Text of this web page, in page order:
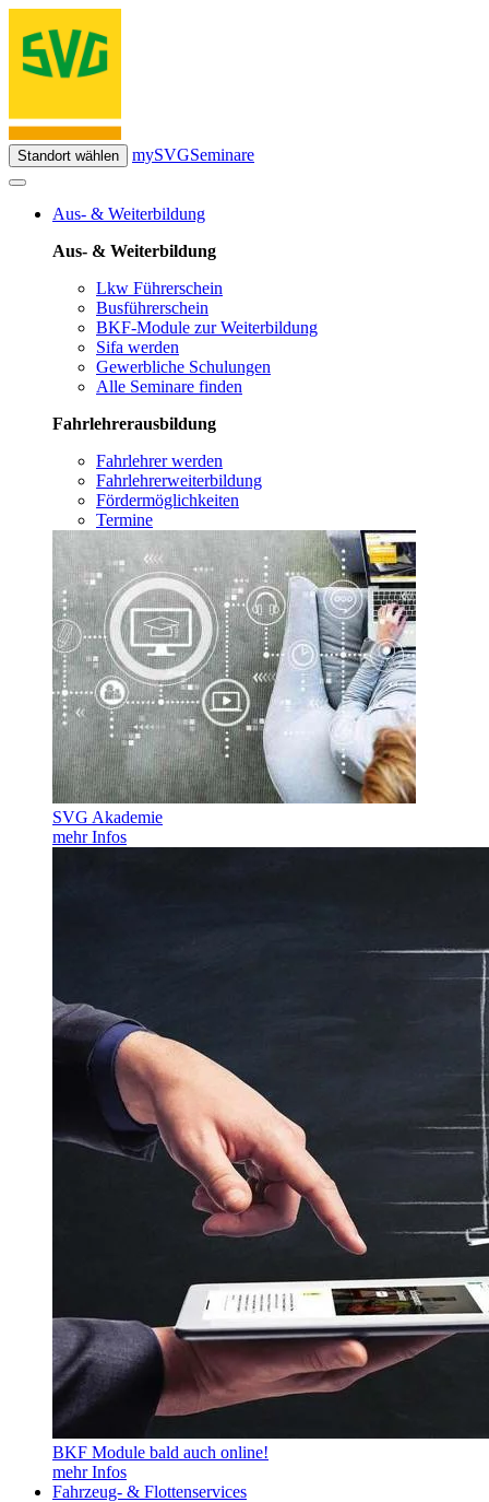
Standort wählen mySVGSeminare
Aus- & Weiterbildung
Aus- & Weiterbildung
Lkw Führerschein
Busführerschein
BKF-Module zur Weiterbildung
Sifa werden
Gewerbliche Schulungen
Alle Seminare finden
Fahrlehrerausbildung
Fahrlehrer werden
Fahrlehrerweiterbildung
Fördermöglichkeiten
Termine
SVG Akademie
mehr Infos
BKF Module bald auch online!
mehr Infos
Fahrzeug- & Flottenservices